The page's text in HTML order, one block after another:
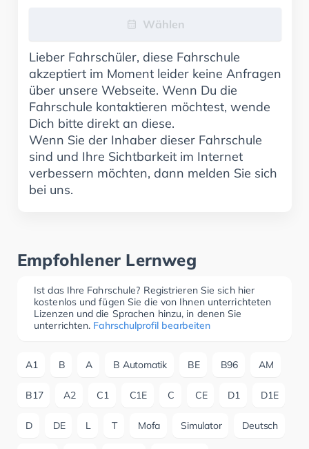
Wählen
Lieber Fahrschüler, diese Fahrschule
akzeptiert im Moment leider keine Anfragen
über unsere Webseite. Wenn Du die
Fahrschule kontaktieren möchtest, wende
Dich bitte direkt an diese.
Wenn Sie der Inhaber dieser Fahrschule
sind und Ihre Sichtbarkeit im Internet
verbessern möchten, dann melden Sie sich
bei uns.
Empfohlener Lernweg
Ist das Ihre Fahrschule? Registrieren Sie sich hier
kostenlos und fügen Sie die von Ihnen unterrichteten
Lizenzen und die Sprachen hinzu, in denen Sie
unterrichten. Fahrschulprofil bearbeiten
A1 B A B Automatik BE B96 AM
B17 A2 C1 C1E C CE D1 D1E
D DE L T Mofa Simulator Deutsch